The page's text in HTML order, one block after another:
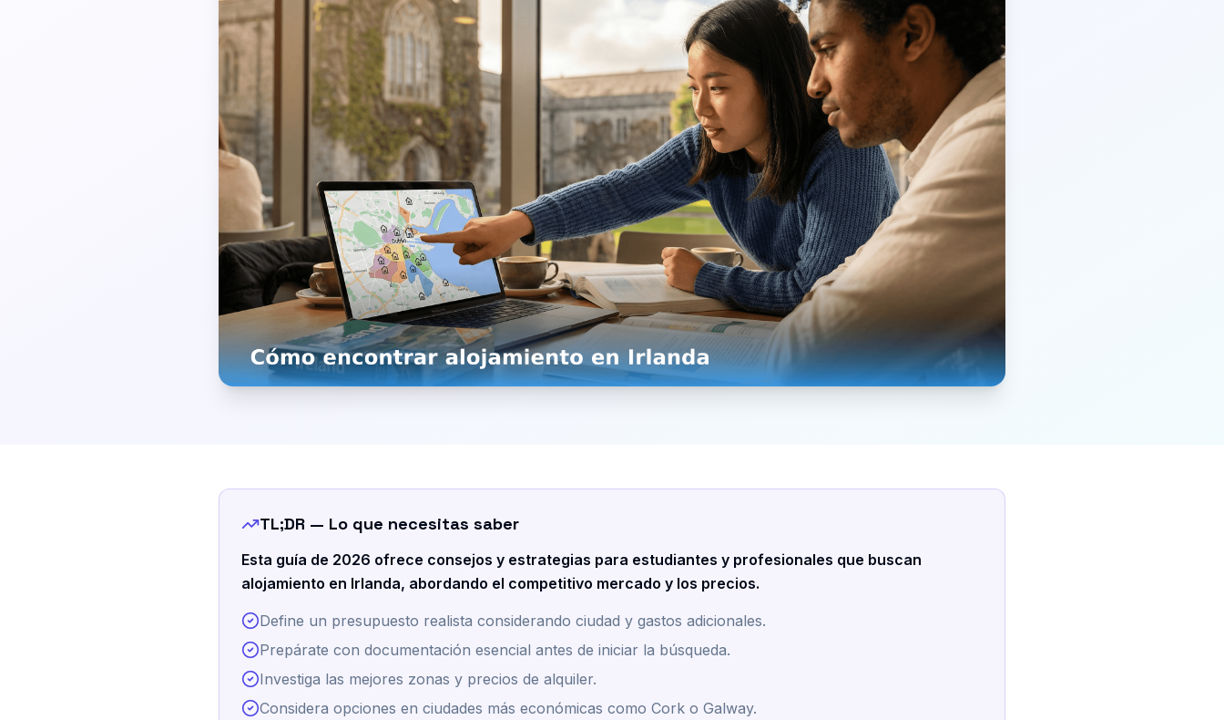
TL;DR — Lo que necesitas saber
Esta guía de 2026 ofrece consejos y estrategias para estudiantes y profesionales que buscan
alojamiento en Irlanda, abordando el competitivo mercado y los precios.
Define un presupuesto realista considerando ciudad y gastos adicionales.
Prepárate con documentación esencial antes de iniciar la búsqueda.
Investiga las mejores zonas y precios de alquiler.
Considera opciones en ciudades más económicas como Cork o Galway.